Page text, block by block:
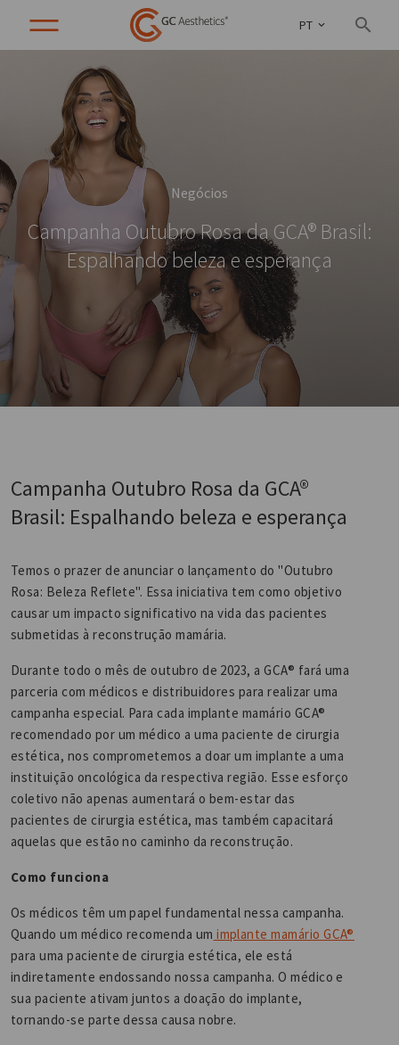
PT
Negócios
Campanha Outubro Rosa da GCA® Brasil:
Espalhando beleza e esperança
Campanha Outubro Rosa da GCA®
Brasil: Espalhando beleza e esperança
Temos o prazer de anunciar o lançamento do "Outubro
Rosa: Beleza Reflete". Essa iniciativa tem como objetivo
causar um impacto significativo na vida das pacientes
submetidas à reconstrução mamária.
Durante todo o mês de outubro de 2023, a GCA® fará uma
parceria com médicos e distribuidores para realizar uma
campanha especial. Para cada implante mamário GCA®
recomendado por um médico a uma paciente de cirurgia
estética, nos comprometemos a doar um implante a uma
instituição oncológica da respectiva região. Esse esforço
coletivo não apenas aumentará o bem-estar das
pacientes de cirurgia estética, mas também capacitará
aquelas que estão no caminho da reconstrução.
Como funciona
Os médicos têm um papel fundamental nessa campanha.
Quando um médico recomenda um implante mamário GCA®
para uma paciente de cirurgia estética, ele está
indiretamente endossando nossa campanha. O médico e
sua paciente ativam juntos a doação do implante,
tornando-se parte dessa causa nobre.